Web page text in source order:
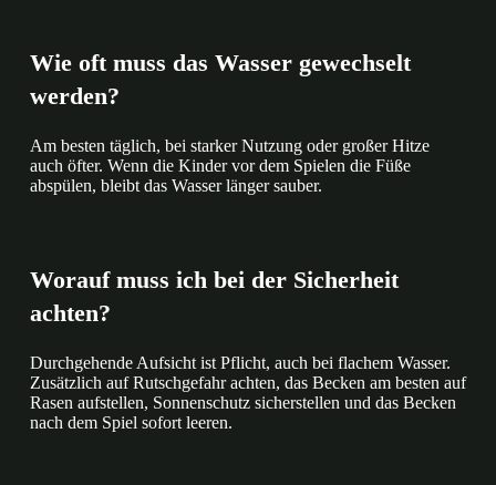
Wie oft muss das Wasser gewechselt
werden?
Am besten täglich, bei starker Nutzung oder großer Hitze
auch öfter. Wenn die Kinder vor dem Spielen die Füße
abspülen, bleibt das Wasser länger sauber.
Worauf muss ich bei der Sicherheit
achten?
Durchgehende Aufsicht ist Pflicht, auch bei flachem Wasser.
Zusätzlich auf Rutschgefahr achten, das Becken am besten auf
Rasen aufstellen, Sonnenschutz sicherstellen und das Becken
nach dem Spiel sofort leeren.